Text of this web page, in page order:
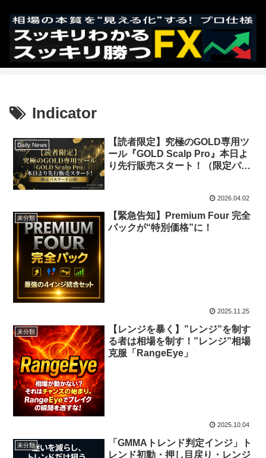
Indicator
Daily News
【読者限定】究極のGOLD専用ツ
ール『GOLD Scalp Pro』本日よ
り先行販売スタート！（限定パス
2026.04.02
未分類
【緊急告知】Premium Four 完全
パックが“特別価格”に！
2025.11.25
未分類
【レンジを暴く】”レンジ”を制す
る者は相場を制す！”レンジ”相場
克服「RangeEye」
2025.10.04
未分類
「GMMAトレンド判定インジ」ト
レンド初動・押し目戻り・レンジ